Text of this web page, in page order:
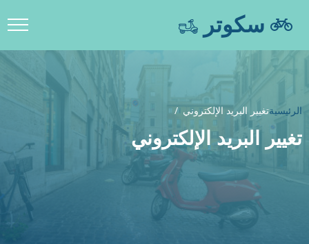
سكوتر
الرئيسيةتغيير البريد الإلكتروني
تغيير البريد الإلكتروني